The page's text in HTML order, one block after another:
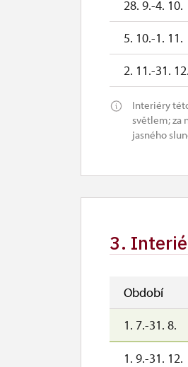
28. 9.-4. 10.
5. 10.-1. 11.
2. 11.-31. 12.
Interiéry
světlem; za
jasného
3.
Období
1. 7.-31. 8.
1. 9.-31. 12.